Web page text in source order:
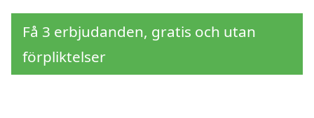
Få 3 erbjudanden, gratis och utan
förpliktelser